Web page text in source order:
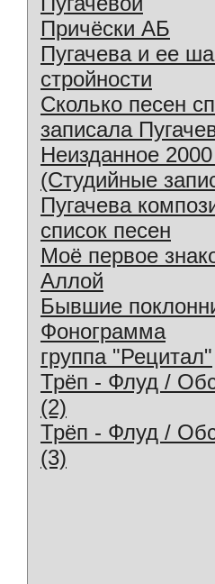
Причёски АБ
Пугачева и ее
стройности
Сколько песен
записала
Неизданное
(Студийные
Пугачева
список песен
Моё первое
Аллой
Бывшие
Фонограмма
группа "Рецитал"
Трёп - Флуд /
(2)
Трёп - Флуд /
(3)